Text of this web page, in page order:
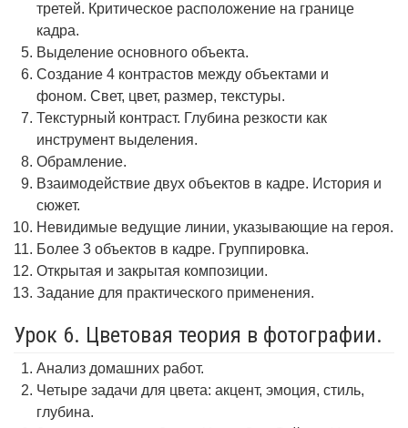
третей. Критическое расположение на границе
кадра.
Выделение основного объекта.
Создание 4 контрастов между объектами и
фоном. Свет, цвет, размер, текстуры.
Текстурный контраст. Глубина резкости как
инструмент выделения.
Обрамление.
Взаимодействие двух объектов в кадре. История и
сюжет.
Невидимые ведущие линии, указывающие на героя.
Более 3 объектов в кадре. Группировка.
Открытая и закрытая композиции.
Задание для практического применения.
Урок 6. Цветовая теория в фотографии.
Анализ домашних работ.
Четыре задачи для цвета: акцент, эмоция, стиль,
глубина.